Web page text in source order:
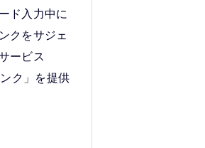
ド入力中に
クをサジェ
ービス
ク」を提供